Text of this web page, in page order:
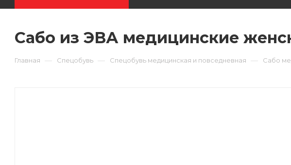
Сабо из ЭВА медицинские
Главная — Спецобувь — Спецобувь медицинская и повседневная — Сабо